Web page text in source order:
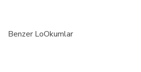
Benzer LoOkumlar